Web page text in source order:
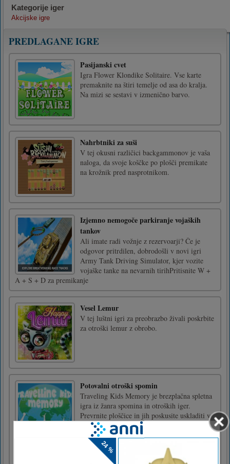
Kategorije iger
Akcijske igre
PREDLAGANE IGRE
Pasijanski cvet
Igra Flower Klondike Solitaire. Vse karte
premaknite na štiri temelje od asa do kralja.
Na mizi se sestavi v izmenično barvo.
Nahrbtniki za suši
V tej okusni različici backgammonov je vaša
naloga, da svoje koščke po plošči premikate
na krožnik pred nasprotnikom.
Izjemno nemogoče parkiranje vojaških
tankov
Ali imate radi vožnje z rezervoarji? Če je
odgovor pritrdilen, dobrodošli v novi igri
Army Tank Driving Simulator, kjer vozite
vojaške tanke na nevarnih tirihPritisnite W +
A + S + D za premikanje
Vesel Lemur
V tej luštni igri za preobrazbo živali poskrbite
za otroški lemur z obrobo.
Potovalni otroški spomin
Traveling Kids Memory je brezplačna spletna
igra iz žanra spomina in otroških iger.
Prevrnite ploščice in jih poskusite uskladiti v
parih. Seštejte vse ploščice za zmago.
Poskusite dokončati igro v čim manj potezah!
Obstajajo 4 stopnje. Z miško kliknite ali se